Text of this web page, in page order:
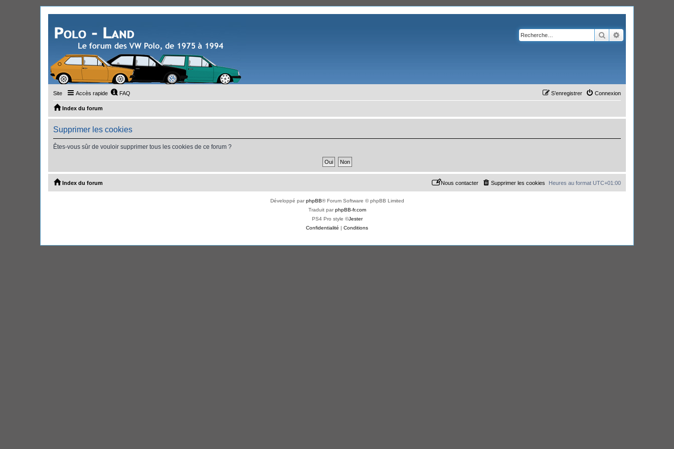
Rechercher
Site Accès rapide FAQ Connexion
S’enregistrer
Index du forum
Supprimer les cookies
Êtes-vous sûr de vouloir supprimer tous les cookies de ce forum ?
Index du forum Heures au format UTC+01:00
Supprimer les cookies
Nous contacter
Développé parphpBB® Forum Software © phpBB Limited
Traduit parphpBB-fr.com
PS4 Pro style ©Jester
Confidentialité | Conditions